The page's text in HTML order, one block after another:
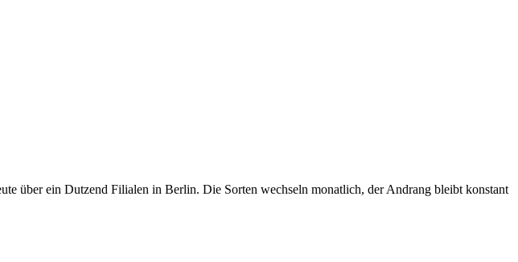
über ein Dutzend Filialen in Berlin. Die Sorten wechseln monatlich, der Andrang bleibt konstant